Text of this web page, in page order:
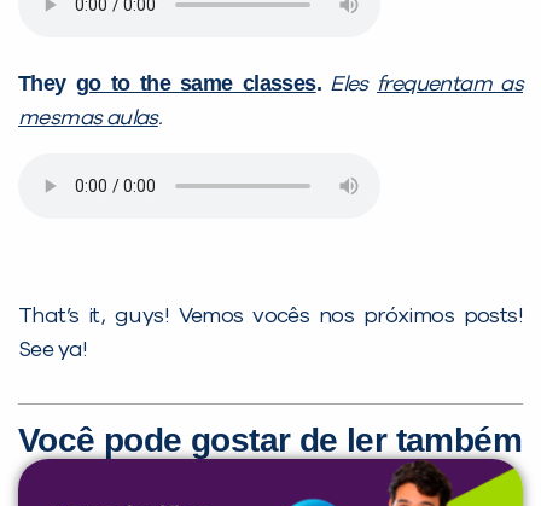
They go to the same classes. Eles frequentam as
mesmas aulas.
That’s it, guys! Vemos vocês nos próximos posts!
See ya!
Você pode gostar de ler também